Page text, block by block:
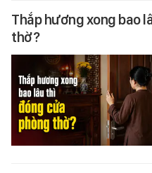
Thắp hương xong bao
thờ?